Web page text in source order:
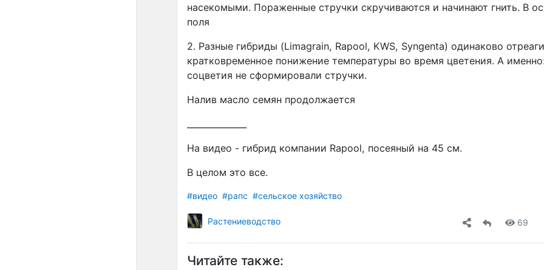
насекомыми. Пораженные стручки скручиваются и начинают гнить. В
поля
2. Разные гибриды (Limagrain, Rapool, KWS, Syngenta) одинаково
кратковременное понижение температуры во время цветения. А
соцветия не сформировали стручки.
Налив масло семян продолжается
На видео - гибрид компании Rapool, посеяный на 45 см.
В целом это все.
#видео #рапс #сельское хозяйство
Растениеводство 69
Читайте также: